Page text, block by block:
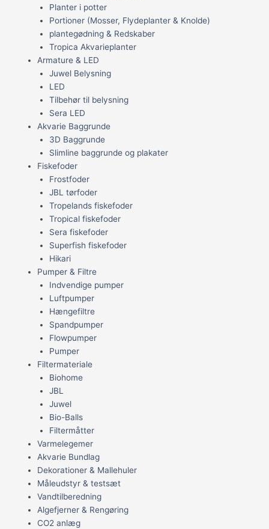
Planter i potter
Portioner (Mosser, Flydeplanter & Knolde)
plantegødning & Redskaber
Tropica Akvarieplanter
Armature & LED
Juwel Belysning
LED
Tilbehør til belysning
Sera LED
Akvarie Baggrunde
3D Baggrunde
Slimline baggrunde og plakater
Fiskefoder
Frostfoder
JBL tørfoder
Tropelands fiskefoder
Tropical fiskefoder
Sera fiskefoder
Superfish fiskefoder
Hikari
Pumper & Filtre
Indvendige pumper
Luftpumper
Hængefiltre
Spandpumper
Flowpumper
Pumper
Filtermateriale
Biohome
JBL
Juwel
Bio-Balls
Filtermåtter
Varmelegemer
Akvarie Bundlag
Dekorationer & Mallehuler
Måleudstyr & testsæt
Vandtilberedning
Algefjerner & Rengøring
CO2 anlæg